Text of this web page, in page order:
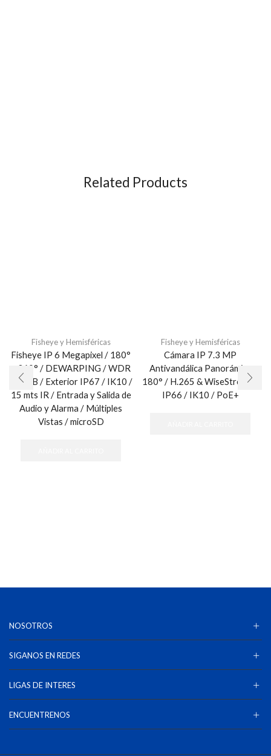
Related Products
Fisheye y Hemisféricas
Fisheye IP 6 Megapixel / 180°
– 360° / DEWARPING / WDR
120 dB / Exterior IP67 / IK10 /
15 mts IR / Entrada y Salida de
Audio y Alarma / Múltiples
Vistas / microSD
Fisheye y Hemisféricas
Cámara IP 7.3 MP
Antivandálica Panorámica
180° / H.265 & WiseStream /
IP66 / IK10 / PoE+
NOSOTROS
SIGANOS EN REDES
LIGAS DE INTERES
ENCUENTRENOS